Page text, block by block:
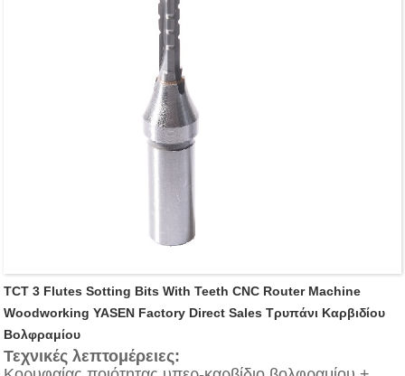
Ιδανικό για μεντεσέδες
Χρησιμοποιείται σε βαρετές μηχανές εξοπλισμένες με
κομμάτια ή προσαρμογείς.
Χρησιμοποιείται για τη διάνοιξη ακριβών και καθαρών
τυφλών οπών σε MDF, κόντρα πλακέ,
πλαστικοποιημένο, σκληρό και μαλακό ξύλο
TCT 3 Flutes Sotting Bits With Teeth CNC Router Machine
Woodworking YASEN Factory Direct Sales Τρυπάνι Καρβιδίου
Βολφραμίου
Τεχνικές λεπτομέρειες: